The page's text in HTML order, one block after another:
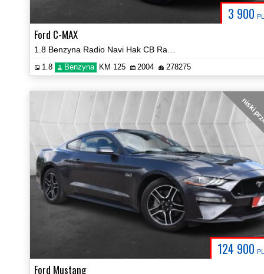
3 900
Ford C-MAX
1.8 Benzyna KM 125 2004 278275
124 900
niski
Ford Mustang